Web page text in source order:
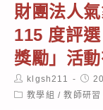
財團法人
115 度評
獎勵」活
Post
author:
klgsh211
Post
Post教學組 / 教師研習